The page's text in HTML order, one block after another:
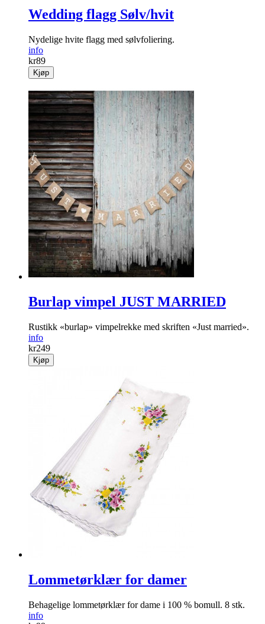
Wedding flagg Sølv/hvit
Nydelige hvite flagg med sølvfoliering.
info
kr89
Kjøp
Burlap vimpel JUST MARRIED
Rustikk «burlap» vimpelrekke med skriften «Just married».
info
kr249
Kjøp
Lommetørklær for damer
Behagelige lommetørklær for dame i 100 % bomull. 8 stk.
info